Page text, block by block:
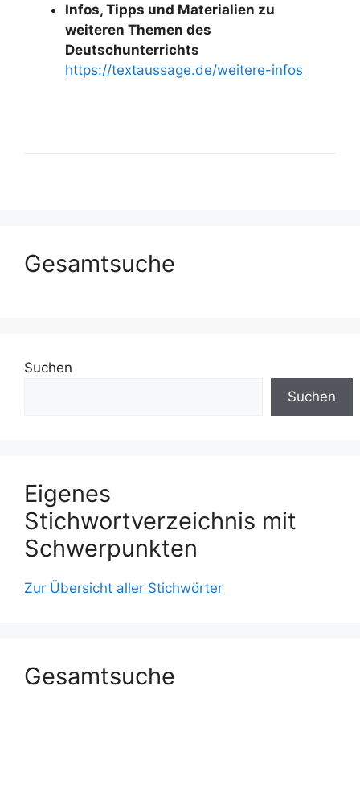
Infos, Tipps und Materialien zu
weiteren Themen des
Deutschunterrichts
https://textaussage.de/weitere-infos
Gesamtsuche
Suchen
Suchen
Eigenes
Stichwortverzeichnis mit
Schwerpunkten
Zur Übersicht aller Stichwörter
Gesamtsuche